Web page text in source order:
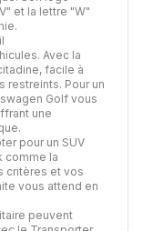
et la lettre "W"
Avec la
facile à
restreints. Pour un
Golf vous
une
pour un SUV
comme la
critères et vos
vous attend en
peuvent